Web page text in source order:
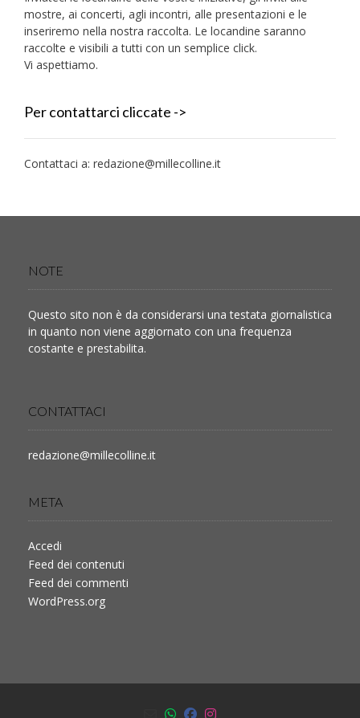
mostre, ai concerti, agli incontri, alle presentazioni e le
inseriremo nella nostra raccolta. Le locandine saranno
raccolte e visibili a tutti con un semplice click.
Vi aspettiamo.
Per contattarci cliccate ->
Contattaci a: redazione@millecolline.it
NOTE
Questo sito non è da considerarsi una testata giornalistica
in quanto non viene aggiornato con una frequenza
costante e prestabilita.
CONTATTACI
redazione@millecolline.it
META
Accedi
Feed dei contenuti
Feed dei commenti
WordPress.org